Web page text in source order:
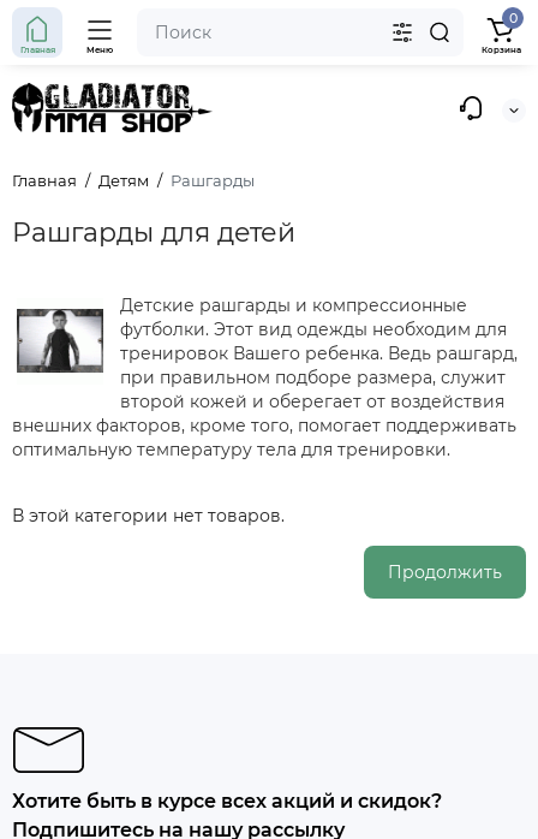
Главная Меню
0
Корзина
Главная Детям Рашгарды
Рашгарды для детей
Детские рашгарды и компрессионные
футболки. Этот вид одежды необходим для
тренировок Вашего ребенка. Ведь рашгард,
при правильном подборе размера, служит
второй кожей и оберегает от воздействия
внешних факторов, кроме того, помогает поддерживать
оптимальную температуру тела для тренировки.
В этой категории нет товаров.
Продолжить
Хотите быть в курсе всех акций и скидок?
Подпишитесь на нашу рассылку